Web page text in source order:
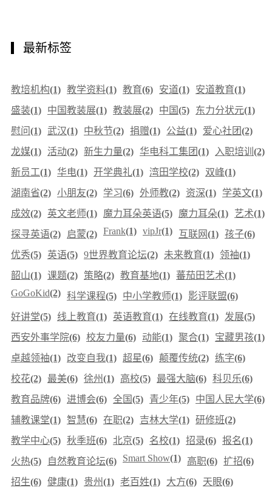
最新标签
教培机构(1) 教学资料(1) 教育(6) 安道(1) 安道教育(1)
盛装(1) 中国教装展(1) 教装展(2) 中国(5) 东力分状元(1)
慰问 (1) 武汉(1) 中秋节(2) 捐赠(1) 公益(1) 爱心社团(2)
龙媒(1) 活动(2) 新生力量(2) 华电科工集团(1) 入职培训 (2)
新员工(1) 华电(1) 开学典礼(1) 湾田学校(2) 双峰(1)
湖南省(2) 小朋友(2) 学习(6) 外师教(2) 资深(1) 学英文(1)
成效(2) 英文老师(1) 魔力耳朵英语(5) 魔力耳朵(1) 艺术(1)
探寻英语(2) 启蒙(2) Frank(1) vipJr(1) 互联网(1) 孩子(6)
优秀(5) 英语(5) 9世界教育论坛(2) 未来教育(1) 领袖(1)
韶山(1) 课题(2) 策略(2) 教育基地(1) 蕃茄田艺术(1)
GoGoKid(2) 科学课程(5) 中小学教师(1) 影评联盟(6)
好讲堂(5) 线上教育(1) 英语教育(1) 在线教育(1) 发展(5)
西安外事学院(6) 校友力量(6) 动能(1) 聚合(1) 宝藏男孩(1)
卓越领袖(1) 改变自我(1) 超星(6) 颠覆传统(2) 练字(6)
校花(2) 最美(6) 徐州(1) 高校(5) 最强大脑(6) 科贝乐(6)
教育品牌(6) 进博会(6) 全国(5) 青少年(5) 中国人民大学(6)
辅教课堂(1) 智慧(6) 在职(2) 吉林大学(1) 研修班(2)
教学中心(5) 秋季班(6) 北京(5) 名校(1) 招录(6) 报名(1)
火热(5) 自然教育论坛(6) Smart Show(1) 高职(6) 扩招(6)
招生(6) 健康(1) 贵州(1) 老百姓(1) 大方(6) 天眼(6)